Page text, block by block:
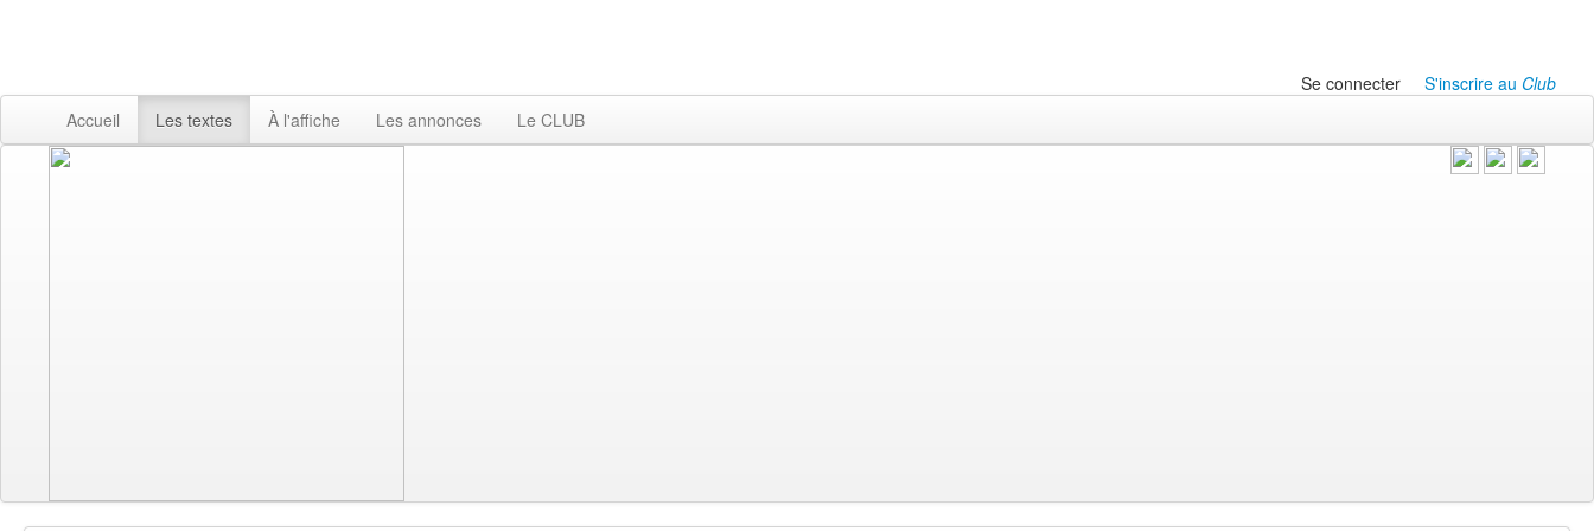
Se connecter S'inscrire au Club
Accueil
Les textes À l'affiche Les annonces Le CLUB